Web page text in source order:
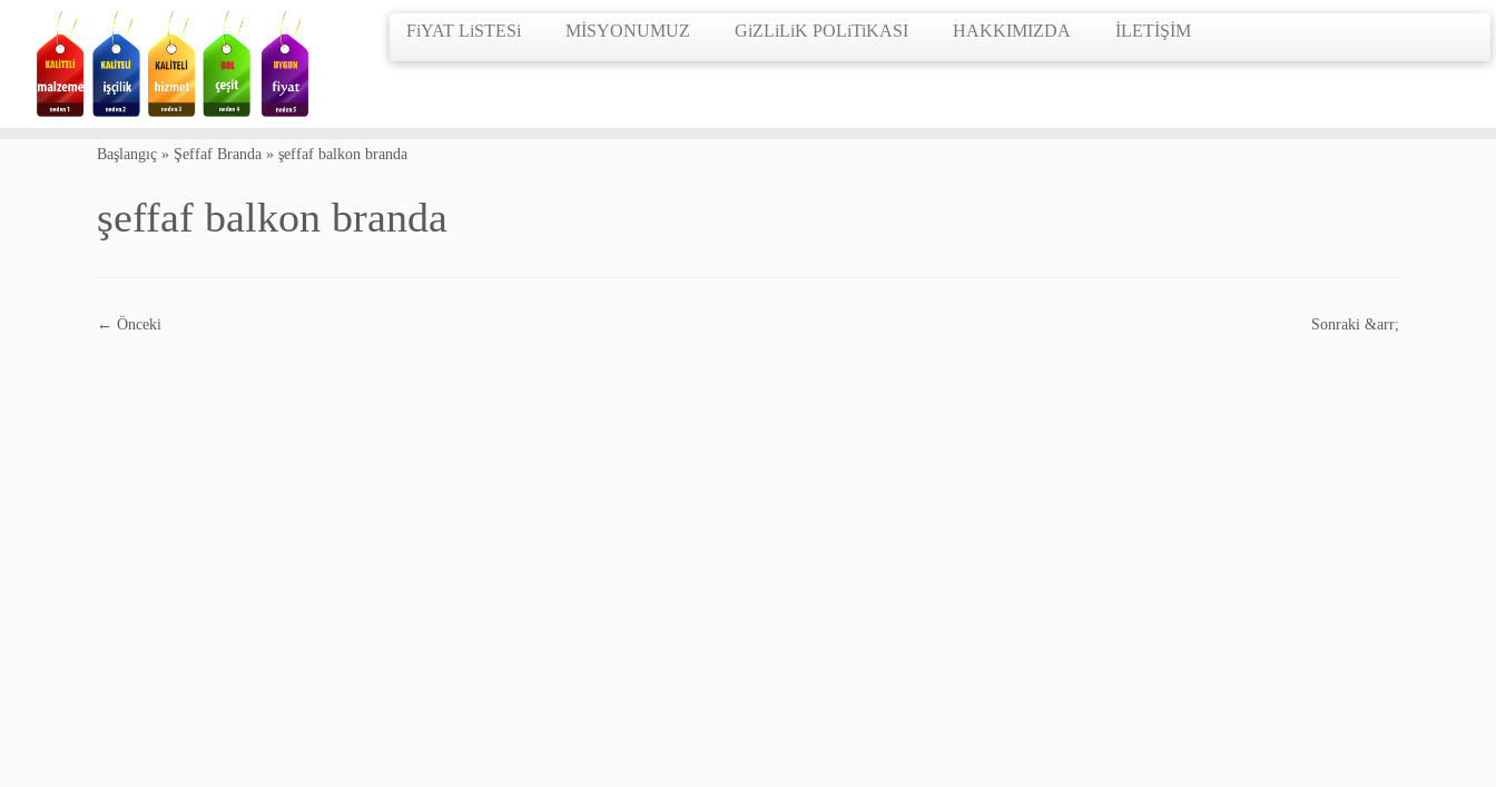
FiYAT LiSTESi MİSYONUMUZ GiZLiLiK POLiTiKASI HAKKIMIZDA İLETİŞİM
Başlangıç » Şeffaf Branda » şeffaf balkon branda
şeffaf balkon branda
← Önceki Sonraki &arr;